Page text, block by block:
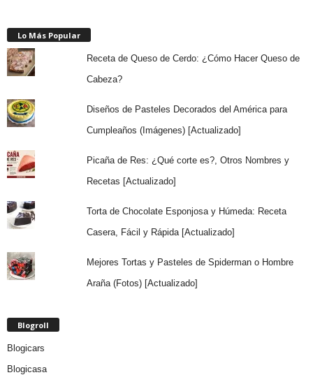
Lo Más Popular
Receta de Queso de Cerdo: ¿Cómo Hacer Queso de
Cabeza?
Diseños de Pasteles Decorados del América para
Cumpleaños (Imágenes) [Actualizado]
Picaña de Res: ¿Qué corte es?, Otros Nombres y
Recetas [Actualizado]
Torta de Chocolate Esponjosa y Húmeda: Receta
Casera, Fácil y Rápida [Actualizado]
Mejores Tortas y Pasteles de Spiderman o Hombre
Araña (Fotos) [Actualizado]
Blogroll
Blogicars
Blogicasa